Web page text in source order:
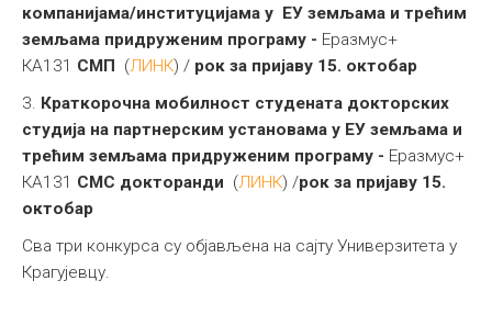
компанијама/институцијама у ЕУ земљама и трећим
земљама придруженим програму - Еразмус+
КА131 СМП (ЛИНК) / рок за пријаву 15. октобар
3. Краткорочна мобилност студената докторских
студија на партнерским установама у ЕУ земљама и
трећим земљама придруженим програму - Еразмус+
КА131 СМС докторанди (ЛИНК) /рок за пријаву 15.
октобар
Сва три конкурса су објављена на сајту Универзитета у
Крагујевцу.